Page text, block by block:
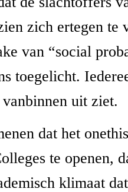
zich ertegen te
van “social
toegelicht.
uit ziet.
dat het
te openen,
klimaat